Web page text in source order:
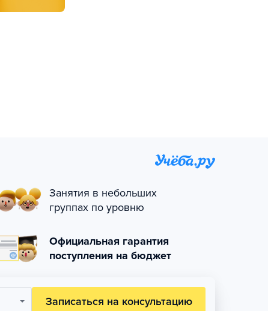
Занятия в небольших
группах по уровню
Официальная гарантия
поступления на бюджет
Записаться на консультацию